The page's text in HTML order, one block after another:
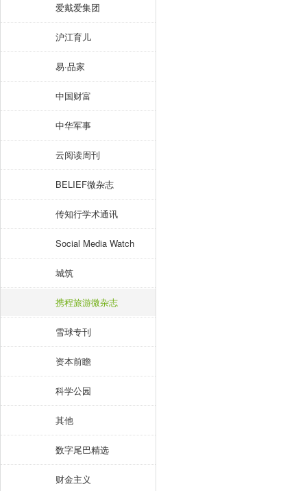
爱戴爱集团
沪江育儿
易·品家
中国财富
中华军事
云阅读周刊
BELIEF微杂志
传知行学术通讯
Social Media Watch
城筑
携程旅游微杂志
雪球专刊
资本前瞻
科学公园
其他
数字尾巴精选
财金主义